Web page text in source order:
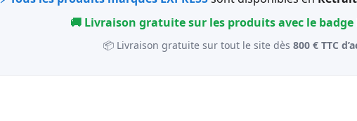
🚚 Livraison gratuite sur les produits avec le badge
📦 Livraison gratuite sur tout le site dès 800 € TTC